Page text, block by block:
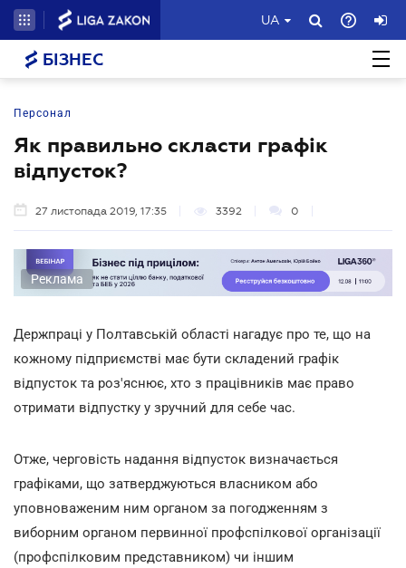
UA
БІЗНЕС
Персонал
Як правильно скласти графік
відпусток?
27 листопада 2019, 17:35 3392 0
Реклама
Держпраці у Полтавській області нагадує про те, що на
кожному підприємстві має бути складений графік
відпусток та роз'яснює, хто з працівників має право
отримати відпустку у зручний для себе час.
Отже, черговість надання відпусток визначається
графіками, що затверджуються власником або
уповноваженим ним органом за погодженням з
виборним органом первинної профспілкової організації
(профспілковим представником) чи іншим